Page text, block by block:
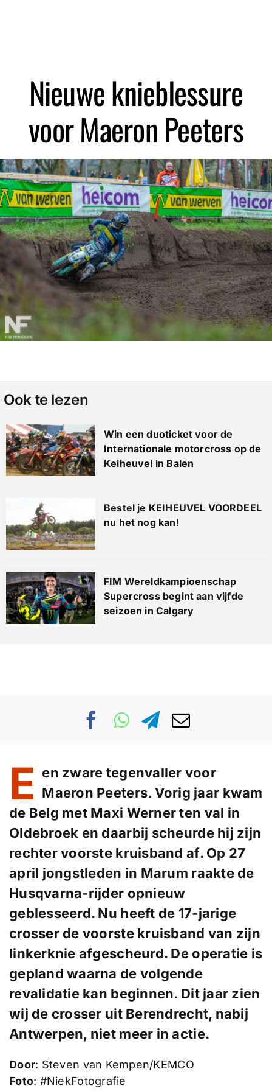
Nieuwe knieblessure
voor Maeron Peeters
Ook te lezen
Win een duoticket voor de
Internationale motorcross op de
Keiheuvel in Balen
Bestel je KEIHEUVEL VOORDEEL
nu het nog kan!
FIM Wereldkampioenschap
Supercross begint aan vijfde
seizoen in Calgary
E en zware tegenvaller voor
Maeron Peeters. Vorig jaar kwam
de Belg met Maxi Werner ten val in
Oldebroek en daarbij scheurde hij zijn
rechter voorste kruisband af. Op 27
april jongstleden in Marum raakte de
Husqvarna-rijder opnieuw
geblesseerd. Nu heeft de 17-jarige
crosser de voorste kruisband van zijn
linkerknie afgescheurd. De operatie is
gepland waarna de volgende
revalidatie kan beginnen. Dit jaar zien
wij de crosser uit Berendrecht, nabij
Antwerpen, niet meer in actie.
Door: Steven van Kempen/KEMCO
Foto: #NiekFotografie